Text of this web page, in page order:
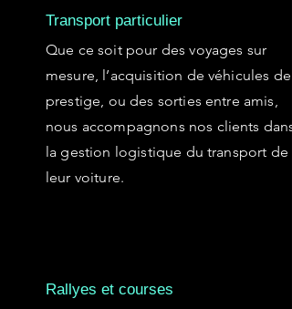
Transport particulier
Que ce soit pour des voyages sur
mesure, l’acquisition de véhicules de
prestige, ou des sorties entre amis,
nous accompagnons nos clients dans
la gestion logistique du transport de
leur voiture.
Rallyes et courses